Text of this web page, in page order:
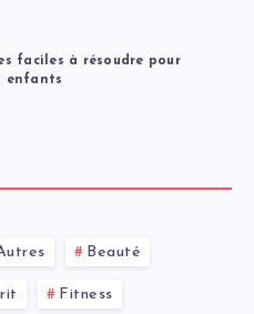
faciles à résoudre pour
enfants
Beauté
Fitness